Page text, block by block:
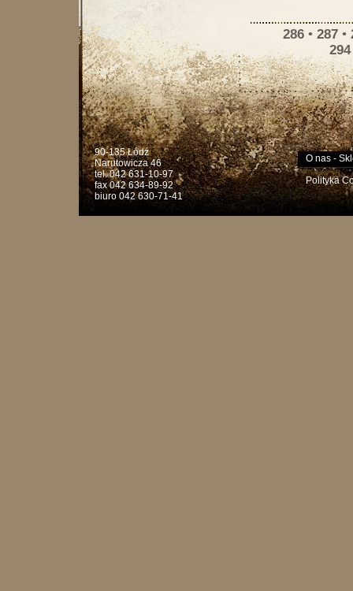
286• 287•
294
90-135 Łódź
Narutowicza 46
tel. 042 631-10-97
fax 042 634-89-92
biuro 042 630-71-41
O nas-
Polityka